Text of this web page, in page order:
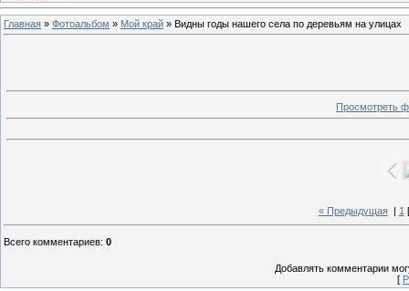
Главная » Фотоальбом » Мой край » Видны годы нашего села по деревьям на улицах
Просмотреть
« Предыдущая| 1 [
Всего комментариев: 0
Добавлять комментарии
[